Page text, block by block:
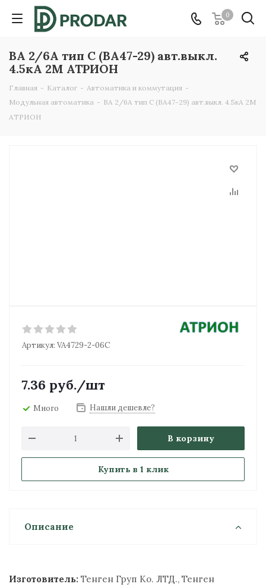
0
ВА 2/6А тип C (ВА47-29) авт.выкл.
4.5кА 2М АТРИОН
Главная - Каталог - Автоматика и коммутация -
Модульная автоматика - ВА 2/6А тип C (ВА47-29) авт.выкл. 4.5кА 2М
АТРИОН
Артикул: VA4729-2-06C
7.36 руб./шт
Много Нашли дешевле?
В корзину
Купить в 1 клик
Описание
Изготовитель: Тенген Груп Ко. ЛТД., Тенген